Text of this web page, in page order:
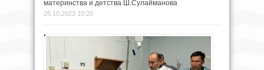
материнства и детства Ш.Сулайманова
26.10.2023 10:20